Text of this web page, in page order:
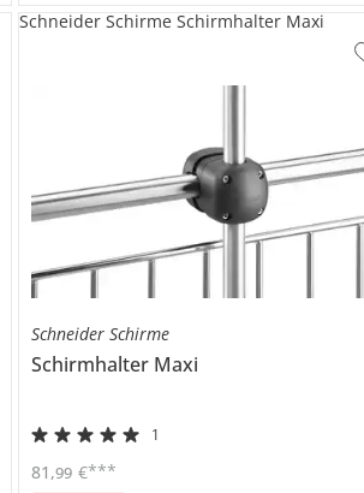
Schneider Schirme
Schirmhalter Maxi
1
81 ,99 €***
Schneider Schirme Schirmhalter Maxi